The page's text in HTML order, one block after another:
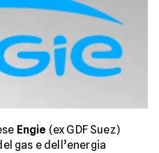
Engie (ex GDF Suez)
gas e dell’energia